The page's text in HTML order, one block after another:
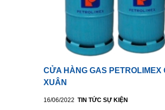
CỬA HÀNG GAS PETROLIMEX
XUÂN
16/06/2022 TIN TỨC SỰ KIỆN